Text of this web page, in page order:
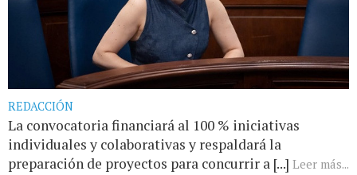
REDACCIÓN
La convocatoria financiará al 100 % iniciativas
individuales y colaborativas y respaldará la
preparación de proyectos para concurrir a [...] Leer más...